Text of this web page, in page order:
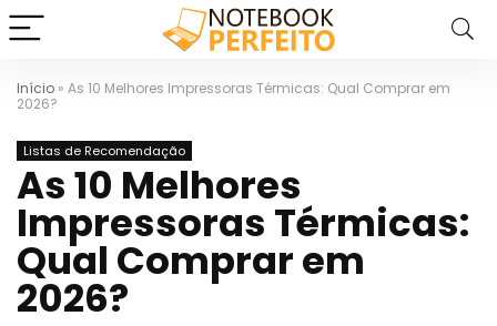
Início » As 10 Melhores Impressoras Térmicas: Qual Comprar em
2026?
Listas de Recomendação
As 10 Melhores
Impressoras Térmicas:
Qual Comprar em
2026?